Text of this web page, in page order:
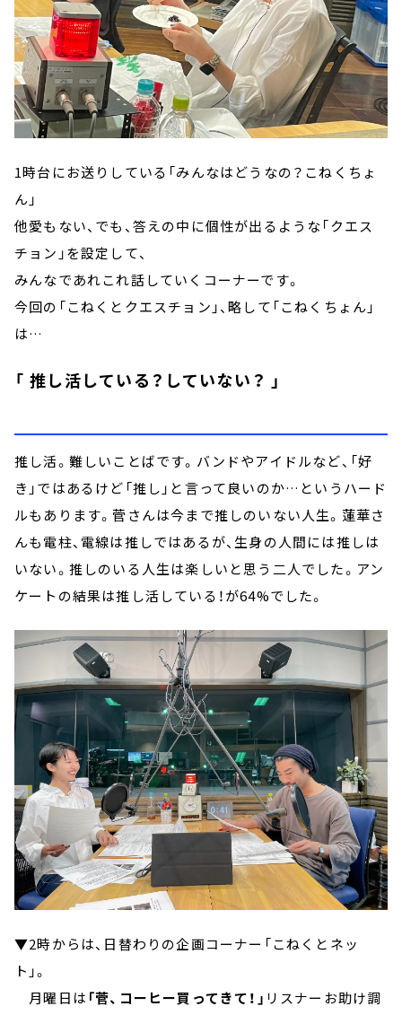
1時台にお送りしている「みんなはどうなの？こねくちょ
ん」
他愛もない、でも、答えの中に個性が出るような「クエス
チョン」を設定して、
みんなであれこれ話していくコーナーです。
今回の「こねくとクエスチョン」、略して「こねくちょん」
は…
「 推し活している？していない？ 」
推し活。難しいことばです。バンドやアイドルなど、「好
き」ではあるけど「推し」と言って良いのか…というハード
ルもあります。菅さんは今まで推しのいない人生。蓮華さ
んも電柱、電線は推しではあるが、生身の人間には推しは
いない。推しのいる人生は楽しいと思う二人でした。アン
ケートの結果は推し活している！が64%でした。
▼2時からは、日替わりの企画コーナー「こねくとネッ
ト」。
月曜日は 「菅、コーヒー買ってきて！」 リスナーお助け調